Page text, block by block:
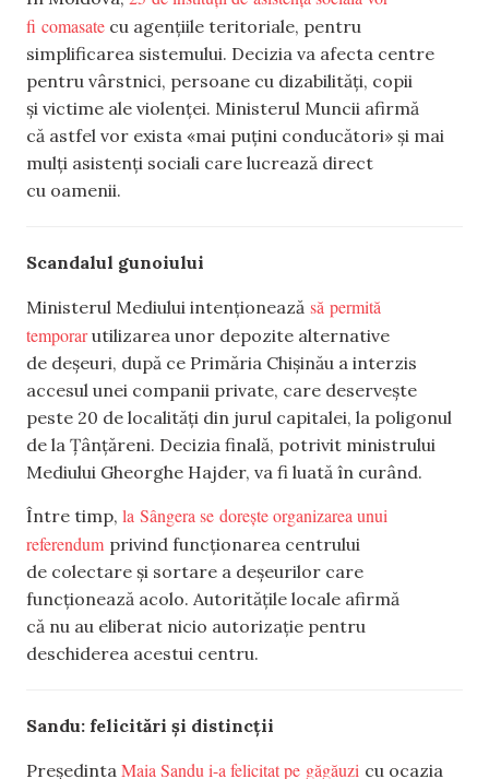
fi comasate cu agențiile teritoriale, pentru
simplificarea sistemului. Decizia va afecta centre
pentru vârstnici, persoane cu dizabilități, copii
și victime ale violenței. Ministerul Muncii afirmă
că astfel vor exista «mai puțini conducători» și mai
mulți asistenți sociali care lucrează direct
cu oamenii.
Scandalul gunoiului
Ministerul Mediului intenționează să permită
temporarutilizarea unor depozite alternative
de deșeuri, după ce Primăria Chișinău a interzis
accesul unei companii private, care deservește
peste 20 de localități din jurul capitalei, la poligonul
de la Țânțăreni. Decizia finală, potrivit ministrului
Mediului Gheorghe Hajder, va fi luată în curând.
Între timp, la Sângera se dorește organizarea unui
referendum privind funcționarea centrului
de colectare și sortare a deșeurilor care
funcționează acolo. Autoritățile locale afirmă
că nu au eliberat nicio autorizație pentru
deschiderea acestui centru.
Sandu: felicitări și distincții
Președinta Maia Sandu i-a felicitat pe găgăuzi cu ocazia